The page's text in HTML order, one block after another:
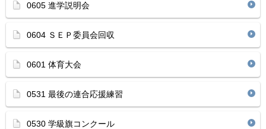
0605 進学説明会
0604 ＳＥＰ委員会回収
0601 体育大会
0531 最後の連合応援練習
0530 学級旗コンクール